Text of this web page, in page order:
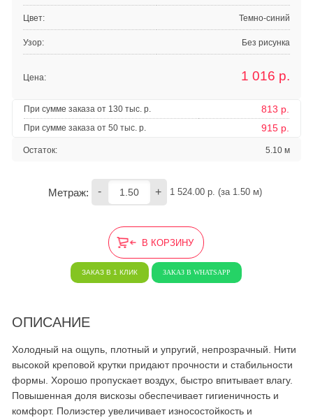
Цвет: Темно-синий
Узор: Без рисунка
Цена: 1 016 р.
При сумме заказа от 130 тыс. р. 813 р.
При сумме заказа от 50 тыс. р. 915 р.
Остаток: 5.10 м
Метраж: - + 1 524.00 р. (за 1.50 м)
В КОРЗИНУ
ЗАКАЗ В 1 КЛИК ЗАКАЗ В WHATSAPP
ОПИСАНИЕ
Холодный на ощупь, плотный и упругий, непрозрачный. Нити
высокой креповой крутки придают прочности и стабильности
формы. Хорошо пропускает воздух, быстро впитывает влагу.
Повышенная доля вискозы обеспечивает гигиеничность и
комфорт. Полиэстер увеличивает износостойкость и